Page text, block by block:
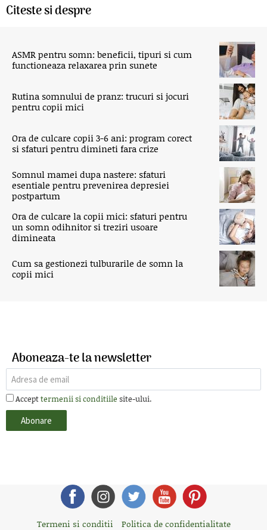
Citeste si despre
ASMR pentru somn: beneficii, tipuri si cum
functioneaza relaxarea prin sunete
Rutina somnului de pranz: trucuri si jocuri
pentru copii mici
Ora de culcare copii 3-6 ani: program corect
si sfaturi pentru dimineti fara crize
Somnul mamei dupa nastere: sfaturi
esentiale pentru prevenirea depresiei
postpartum
Ora de culcare la copii mici: sfaturi pentru
un somn odihnitor si treziri usoare
dimineata
Cum sa gestionezi tulburarile de somn la
copii mici
Aboneaza-te la newsletter
Accepttermenii si conditiile site-ului.
Termeni si conditii Politica de confidentialitate